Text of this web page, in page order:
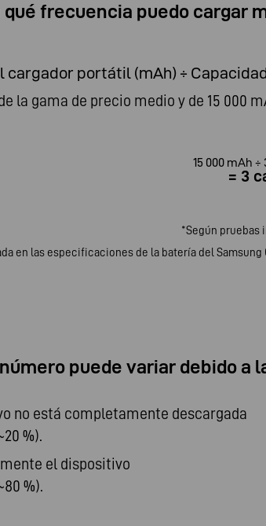
qué frecuencia puedo cargar
cargador portátil (mAh) ÷
la gama de precio medio y de 15 000
15 000 mAh ÷
= 3
*Según pruebas
en las especificaciones de la batería del
puede variar debido
no está completamente descargada
%).
el dispositivo
%).